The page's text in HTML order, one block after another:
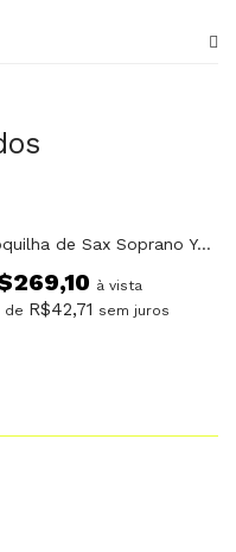
Boquilha de Sax Soprano Yamaha SS4C
269,10 à vista
de R$42,71 sem juros